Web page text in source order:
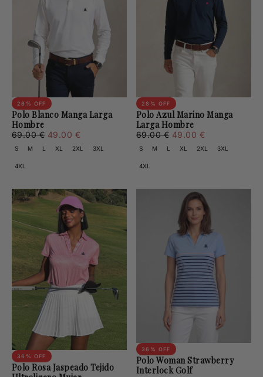
Polo Blanco Manga Larga
Hombre
28 % OFF
49.00
€
Regular
price
69.00 € Minimum
price
49.00 €
S M L XL 2XL 3XL
4XL
Polo Azul Marino Manga
Larga Hombre
28 % OFF
49.00
€
Regular
price
69.00 € Minimum
price
49.00 €
S M L XL 2XL 3XL
4XL
Polo Rosa Jaspeado Tejido
36 % OFF
Polo Woman Strawberry
Interlock Golf
36 % OFF